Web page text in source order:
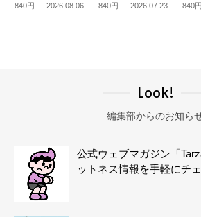
840円 — 2026.08.06 840円 — 2026.07.23 840
Look!
編集部からのお知ら
公式ウェブマガジン「
ットネス情報を手軽にチ